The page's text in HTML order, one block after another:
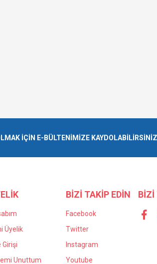
İÇİN E-BÜLTENİMİZE
Üyelik
Girişi
Unuttum
BİZİ TAKİP EDİN
Facebook
Twitter
Instagram
Youtube
BİZİ